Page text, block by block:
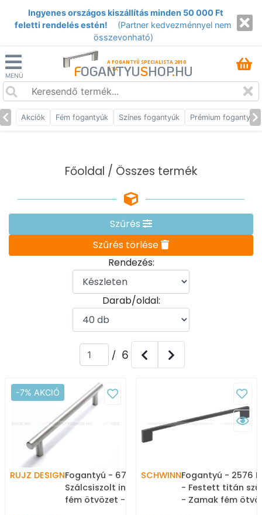
Ingyenes országos kiszállítás minden 50 000 Ft
feletti rendelés estén!
(Partner kedvezménnyel nem
összevonható)
MENÜ
A FOGANTYÚ SPECIALISTA 2010
ÓTA
FOGANTYUSHOP.HU
Akciók Fém fogantyúk Színes fogantyúk Prémium fogantyúk
Főoldal / Összes termék
Szűrés
Szűrés törlése
Rendezés:
Darab/oldal:
/ 6
-7% AKCIÓ
RUJZ DESIGNFogantyú - 679.12L -
Szálcsiszolt inox - Zamak
fém ötvözet - Több
SCHWINNFogantyú - 2576
- Festett titán
- Zamak fém